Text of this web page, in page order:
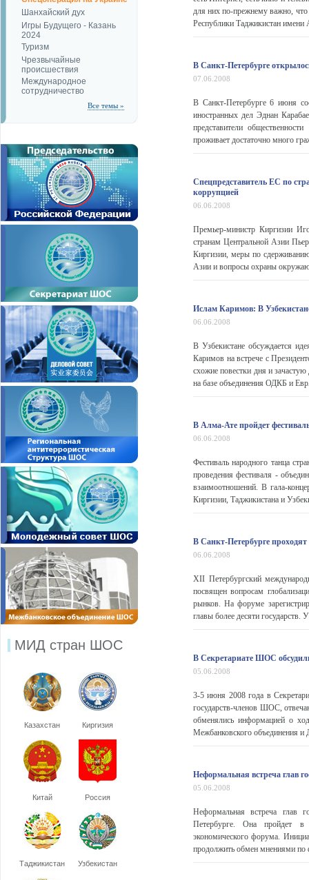
Шанхайский дух
Игры Будущего - Казань
2024
Туризм
Чрезвычайные
происшествия
Международное
сотрудничество
Все темы »
МИД стран ШОС
Казахстан Киргизия
Китай Россия
Таджикистан Узбекистан
для них по-прежнему важно, что
Республики Таджикистан имени
В Санкт-Петербурге
07.06.2008
В Санкт-Петербурге 6 июня
иностранных дел Эднан
представители
проживает достаточно много
Спецпредставитель ЕС по
коррупцией
06.06.2008
Премьер-министр Киргизии
странам Центральной Азии
Киргизии, меры по
Азии и вопросы охраны
Ислам Каримов: В
06.06.2008
В Узбекистане обсуждается
Каримов на встрече с
схожие повестки дня и
на базе объединения ОДКБ и
В Алма-Ате пройдет
06.06.2008
Фестиваль народного танца
проведения фестиваля -
взаимоотношений. В гала-
Киргизии, Таджикистана и
В Санкт-Петербурге
06.06.2008
XII Петербургский
посвящен вопросам
рынков. На форуме
главы более десяти
В Секретариате ШОС
05.06.2008
3-5 июня 2008 года в
государств-членов ШОС,
обменялись информацией о
Межбанковского объединения
Неформальная встреча глав
05.06.2008
Неформальная встреча глав
Петербурге. Она пройдет в
экономического форума.
продолжить обмен мнениями по